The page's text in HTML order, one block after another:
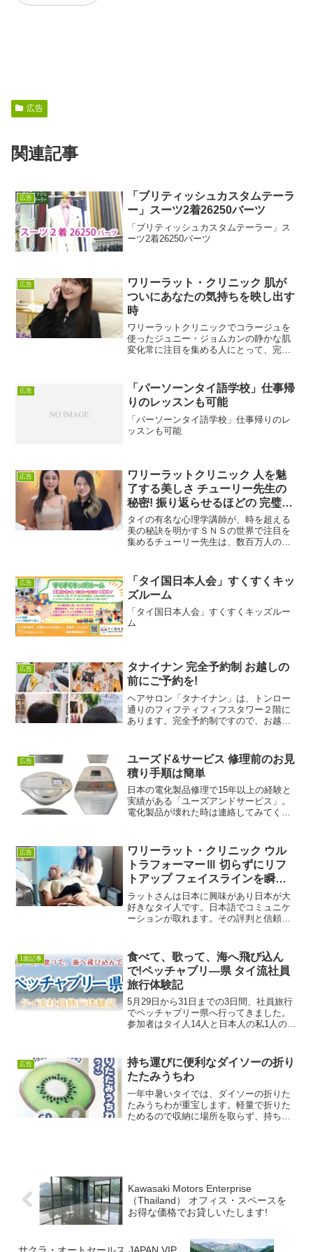
広告
関連記事
広告
「ブリティッシュカスタムテーラ
ー」スーツ2着26250バーツ
「ブリティッシュカスタムテーラー」ス
ーツ2着26250バーツ
広告
ワリーラット・クリニック 肌が
ついにあなたの気持ちを映し出す
時
ワリーラットクリニックでコラージュを
使ったジュニー・ジョムカンの静かな肌
変化常に注目を集める人にとって、完璧
の多いライフスタイルインフルエンサー
の一人、ジュニー・ジョム...
広告
「パーソーンタイ語学校」仕事帰
りのレッスンも可能
「パーソーンタイ語学校」仕事帰りのレ
ッスンも可能
広告
ワリーラットクリニック 人を魅
了する美しさ チューリー先生の
秘密! 振り返らせるほどの 完璧な
美しさ
タイの有名な心理学講師が、時を超える
美の秘訣を明かすＳＮＳの世界で注目を
集めるチューリー先生は、数百万人のフ
イコンとなり、年齢に関係なく、シャー
プなフェイスライン、引き...
広告
「タイ国日本人会」すくすくキッ
ズルーム
「タイ国日本人会」すくすくキッズルー
ム
広告
タナイナン 完全予約制 お越しの
前にご予約を!
ヘアサロン「タナイナン」は、トンロー
通りのフィフティフィフスタワー２階に
あります。完全予約制ですので、お越し
約は電話でも大丈夫。営業時間は午前９
時から午後５時までです。...
広告
ユーズド&サービス 修理前のお見
積り手順は簡単
日本の電化製品修理で15年以上の経験と
実績がある「ユーズアンドサービス」。
電化製品が壊れた時は連絡してみてくだ
送り、破損の原因を説明します。② 場所
と電話番号を伝えます...
広告
ワリーラット・クリニック ウル
トラフォーマーⅢ 切らずにリフ
トアップ フェイスラインを瞬時
に引上げる
ラットさんは日本に興味があり日本が大
好きなタイ人です。日本語でコミュニケ
ーションが取れます。その評判と信頼性
ワン博士は、革新的なリフティング、ウ
ルトラフォーマーⅢを推奨...
1面記事
食べて、歌って、海へ飛び込ん
で!ペッチャブリ―県 タイ流社員
旅行体験記
5月29日から31日までの3日間、社員旅行
でペッチャブリー県へ行ってきました。
参加者はタイ人14人と日本人の私1人の合
的地へ向かいました。 道中、買い出し
に立ち寄っ...
広告
持ち運びに便利なダイソーの折り
たたみうちわ
一年中暑いタイでは、ダイソーの折りた
たみうちわが重宝します。軽量で折りた
ためるので収納に場所を取らず、持ち運
Kawasaki Motors Enterprise
（Thailand） オフィス・スペースを
お得な価格でお貸しいたします!